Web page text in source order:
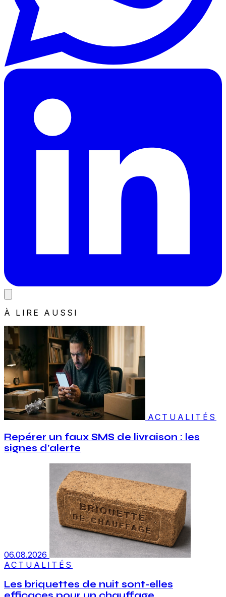
À LIRE AUSSI
ACTUALITÉS
Repérer un faux SMS de livraison : les
signes d'alerte
06.08.2026
ACTUALITÉS
Les briquettes de nuit sont-elles